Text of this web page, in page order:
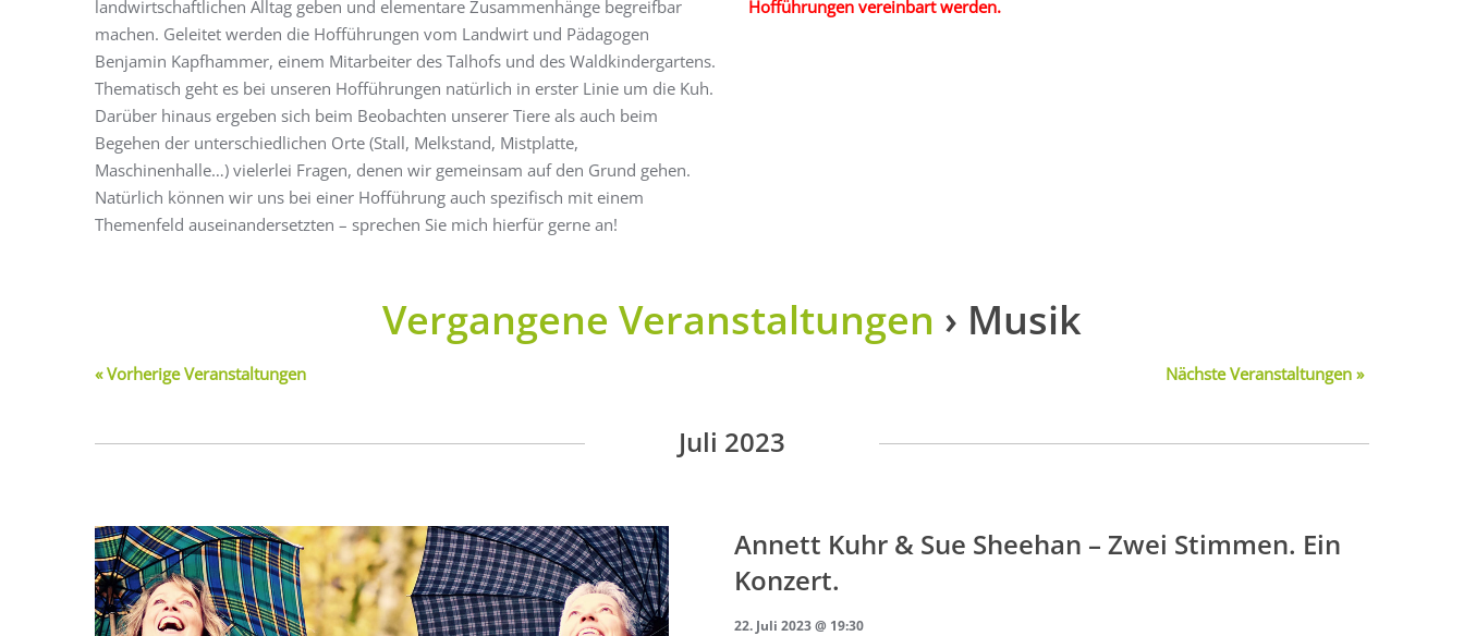
landwirtschaftlichen Alltag geben und elementare Zusammenhänge begreifbar
machen. Geleitet werden die Hofführungen vom Landwirt und Pädagogen
Benjamin Kapfhammer, einem Mitarbeiter des Talhofs und des Waldkindergartens.
Thematisch geht es bei unseren Hofführungen natürlich in erster Linie um die Kuh.
Darüber hinaus ergeben sich beim Beobachten unserer Tiere als auch beim
Begehen der unterschiedlichen Orte (Stall, Melkstand, Mistplatte,
Maschinenhalle…) vielerlei Fragen, denen wir gemeinsam auf den Grund gehen.
Natürlich können wir uns bei einer Hofführung auch spezifisch mit einem
Themenfeld auseinandersetzten – sprechen Sie mich hierfür gerne an!
Hofführungen vereinbart werden.
Vergangene Veranstaltungen › Musik
«Vorherige Veranstaltungen Nächste Veranstaltungen »
Juli 2023
Annett Kuhr & Sue Sheehan – Zwei Stimmen. Ein
Konzert.
22. Juli 2023 @ 19:30